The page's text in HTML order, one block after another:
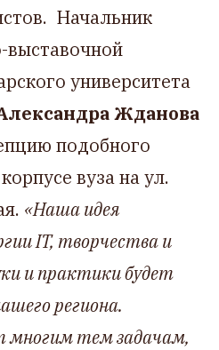
Начальник
выставочной
университета
Жданова
подобного
вуза на ул.
«Наша идея
IT, творчества и
и практики будет
региона.
многим тем задачам,